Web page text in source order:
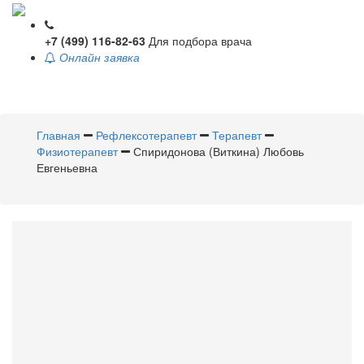
+7 (499) 116-82-63 Для подбора врача
Онлайн заявка
Главная
Рефлексотерапевт
Терапевт
Физиотерапевт
Спиридонова (Виткина) Любовь
Евгеньевна